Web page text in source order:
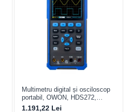
Multimetru digital și osciloscop
portabil, OWON, HDS272,
200mV-1kV, 200mA-
1.191,22 Lei